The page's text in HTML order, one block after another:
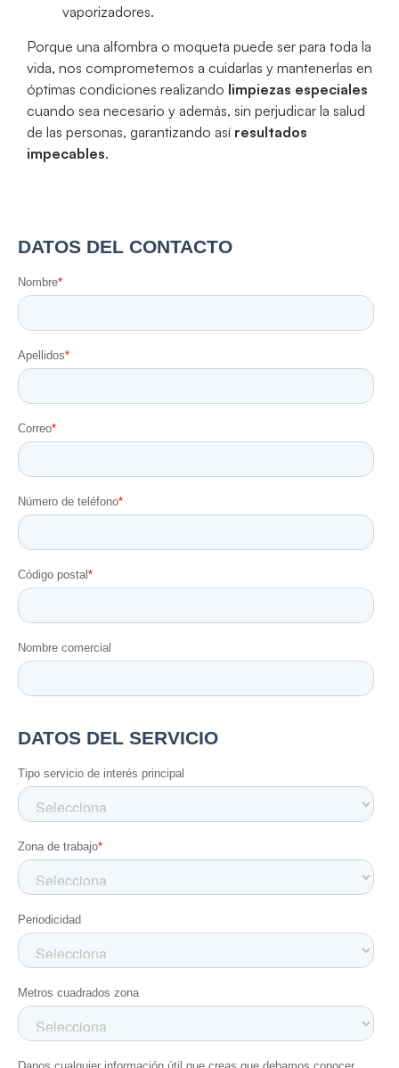
vaporizadores.
Porque una alfombra o moqueta puede ser para toda la
vida, nos comprometemos a cuidarlas y mantenerlas en
óptimas condiciones realizando limpiezas especiales
cuando sea necesario y además, sin perjudicar la salud
de las personas, garantizando así resultados
impecables.